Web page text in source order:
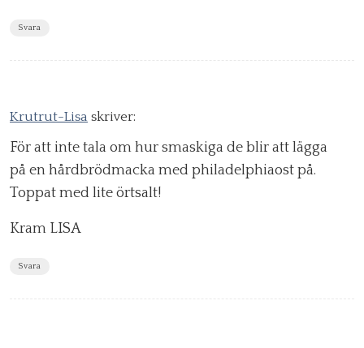
Svara
Krutrut-Lisa skriver:
För att inte tala om hur smaskiga de blir att lägga
på en hårdbrödmacka med philadelphiaost på.
Toppat med lite örtsalt!
Kram LISA
Svara